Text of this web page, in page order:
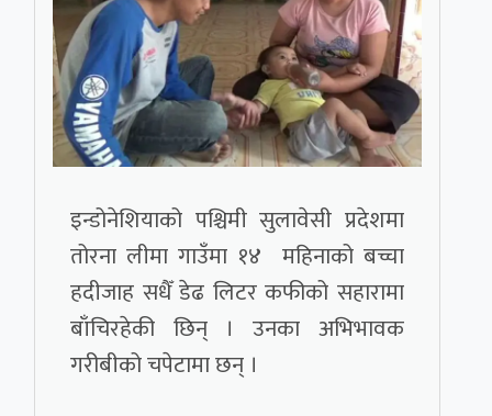
इन्डोनेशियाको पश्चिमी सुलावेसी प्रदेशमा
तोरना लीमा गाउँमा १४ महिनाको बच्चा
हदीजाह सधैँ डेढ लिटर कफीको सहारामा
बाँचिरहेकी छिन् । उनका अभिभावक
गरीबीको चपेटामा छन् ।